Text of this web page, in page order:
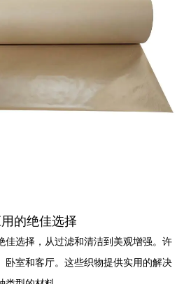
的绝佳选择
佳选择，从过滤和清洁到美观增强。许
卧室和客厅。这些织物提供实用的解决